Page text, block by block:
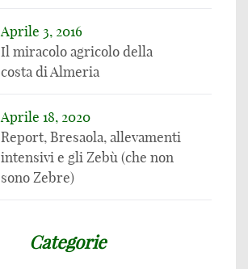
Aprile 3, 2016
Il miracolo agricolo della
costa di Almeria
Aprile 18, 2020
Report, Bresaola, allevamenti
intensivi e gli Zebù (che non
sono Zebre)
Categorie